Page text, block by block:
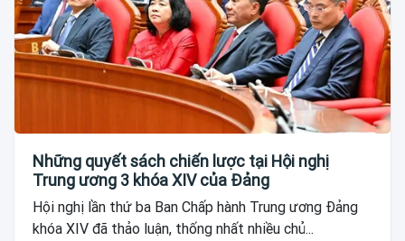
Những quyết sách chiến lược tại Hội nghị
Trung ương 3 khóa XIV của Đảng
Hội nghị lần thứ ba Ban Chấp hành Trung ương Đảng
khóa XIV đã thảo luận, thống nhất nhiều chủ...